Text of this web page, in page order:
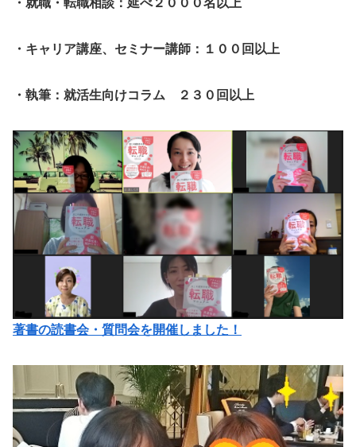
・キャリア講座、セミナー講師：１００回以上
・執筆：就活生向けコラム ２３０回以上
著書の読書会・質問会を開催しました！